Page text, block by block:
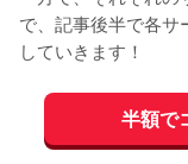
で、記事後半で各
していきます！
半額で